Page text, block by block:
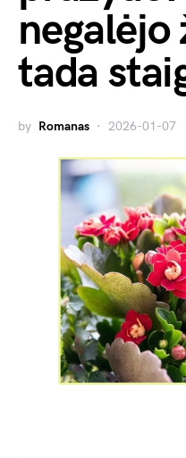
negalėjo
tada
by Romanas 2026-01-07